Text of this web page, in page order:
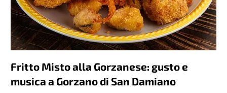
Fritto Misto alla Gorzanese: gusto e
musica a Gorzano di San Damiano